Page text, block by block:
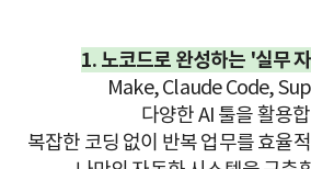
1. 노코드로 완성하는 '실무
Make, Claude Code,
다양한 AI 툴을 활용
복잡한 코딩 없이 반복 업무를 효율